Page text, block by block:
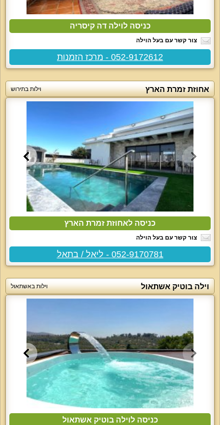
כניסה לוילה דה קיסריה
צור קשר עם בעל הוילה
052-9172612 - מרכז הזמנות
אחוזת זמרת הארץ וילות בתירוש
כניסה לאחוזת זמרת הארץ
צור קשר עם בעל הוילה
052-9170781 - ליאל / בתאל
וילה בוטיק אשתאול וילות באשתאול
כניסה לוילה בוטיק אשתאול